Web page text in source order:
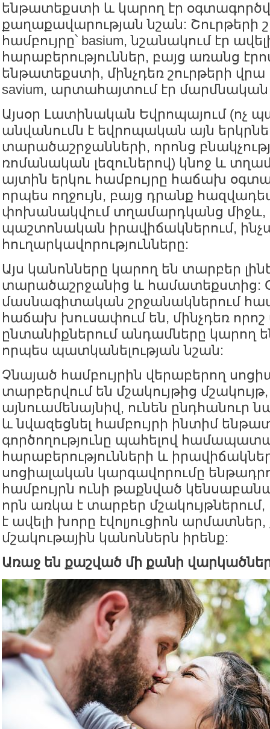
ենթատեքստի և կարող էր
քաղաքավարության նշան: Շուրթերի
համբույրը՝ basium, նշանակում էր
հարաբերություններ, բայց առանց
ենթատեքստի, մինչդեռ շուրթերի վրա
savium, արտահայտում էր մարմնական
Այսօր Լատինական Եվրոպայում (ոչ
անվանումն է եվրոպական այն
տարածաշրջանների, որոնց
ռոմանական լեզուներով) կնոջ և
այտին երկու համբույրը հաճախ
որպես ողջույն, բայց դրանք
փոխանակվում տղամարդկանց միջև,
պաշտոնական իրավիճակներում,
հուղարկավորությունները:
Այս կանոնները կարող են տարբեր
տարածաշրջանից և համատեքստից:
մասնագիտական շրջանակներում
հաճախ խուսափում են, մինչդեռ
ընտանիքներում անդամները կարող
որպես պատկանելության նշան:
Չնայած համբույրին վերաբերող
տարբերվում են մշակույթից
այնուամենայնիվ, ունեն ընդհանուր
և նվազեցնել համբույրի ինտիմ
գործողությունը պահելով
հարաբերությունների և
սոցիալական կարգավորումը
համբույրն ունի թաքնված
որն առկա է տարբեր մշակույթներում,
է ավելի խորը էվոլյուցիոն
մշակութային կանոններն իրենք:
Առաջ են քաշված մի քանի